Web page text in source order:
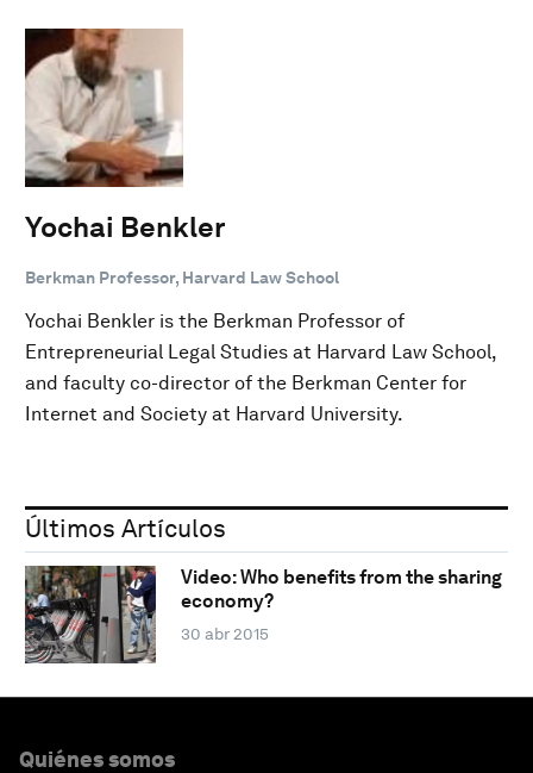
Yochai Benkler
Berkman Professor, Harvard Law School
Yochai Benkler is the Berkman Professor of
Entrepreneurial Legal Studies at Harvard Law School,
and faculty co-director of the Berkman Center for
Internet and Society at Harvard University.
Últimos Artículos
Video: Who benefits from the sharing
economy?
30 abr 2015
Quiénes somos